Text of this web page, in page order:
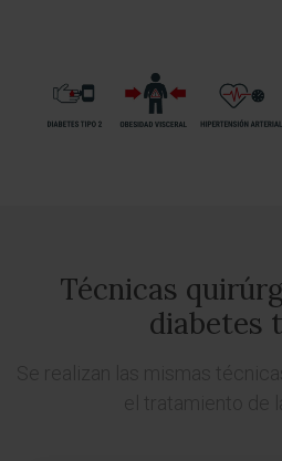
Técnicas
diabetes